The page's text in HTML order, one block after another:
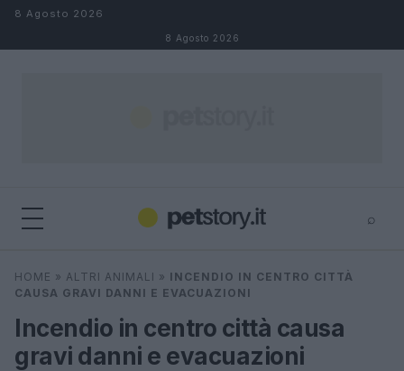
Salta al contenuto
8 Agosto 2026
8 Agosto 2026
⌕
Cerca ⌕
HOME » ALTRI ANIMALI » INCENDIO IN CENTRO CITTÀ
CAUSA GRAVI DANNI E EVACUAZIONI
Incendio in centro città causa
gravi danni e evacuazioni